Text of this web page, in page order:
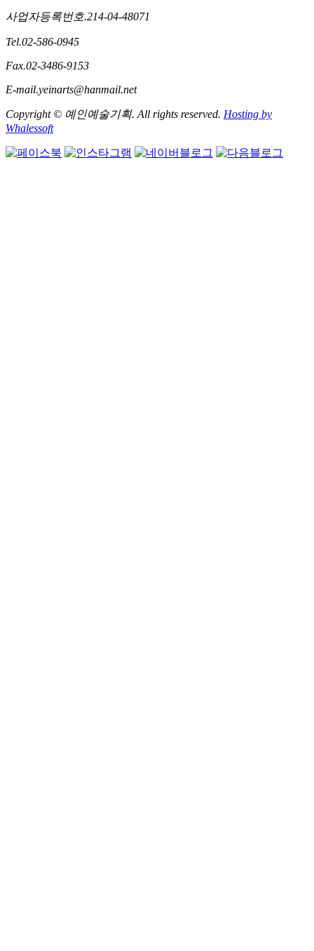
사업자등록번호.214-04-48071
Tel.02-586-0945
Fax.02-3486-9153
E-mail.yeinarts@hanmail.net
Copyright © 예인예술기획. All rights reserved. Hosting by
Whalessoft